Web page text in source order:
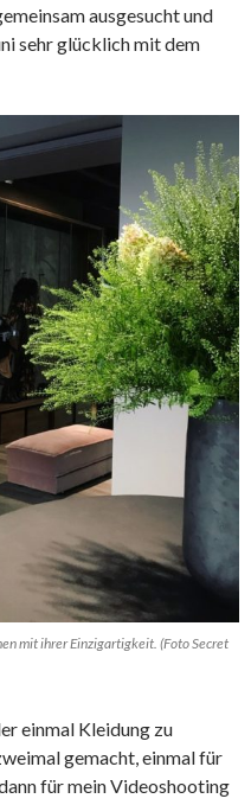
ausgesucht und
sehr glücklich mit dem
mit ihrer Einzigartigkeit. (Foto Secret
einmal Kleidung zu
gemacht, einmal für
für mein Videoshooting